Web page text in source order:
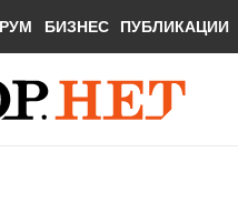
БИЗНЕС ПУБЛИКАЦИИ